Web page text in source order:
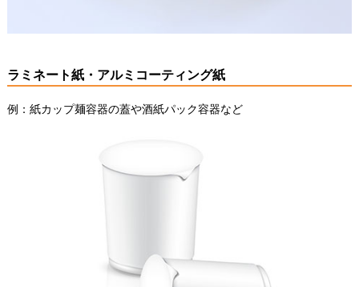
ラミネート紙・アルミコーティング紙
例：紙カップ麺容器の蓋や酒紙パック容器など